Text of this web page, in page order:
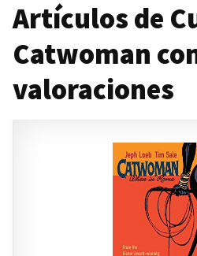
Artículos de
Catwoman
valoraciones